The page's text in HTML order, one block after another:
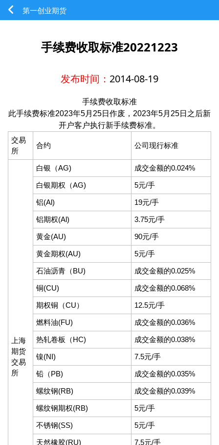
第一创业期货
手续费收取标准20221223
发布时间： 2014-08-19
手续费收取标准
此手续费标准2023年5月25日作废，2023年5月25日之后新
开户客户执行新手续费标准。
交易
所
合约 公司现行标准
上海
期货
交易
所
白银（AG) 成交金额的0.024%
白银期权（AG) 5元/手
铝(Al) 19元/手
铝期权(Al) 3.75元/手
黄金(AU) 90元/手
黄金期权(AU) 5元/手
石油沥青（BU) 成交金额的0.025%
铜(CU) 成交金额的0.068%
期权铜（CU） 12.5元/手
燃料油(FU) 成交金额的0.036%
热轧卷板（HC) 成交金额的0.038%
镍(NI) 7.5元/手
铅（PB) 成交金额的0.035%
螺纹钢(RB) 成交金额的0.039%
螺纹钢期权(RB) 5元/手
不锈钢(SS) 5元/手
天然橡胶(RU) 7.5元/手